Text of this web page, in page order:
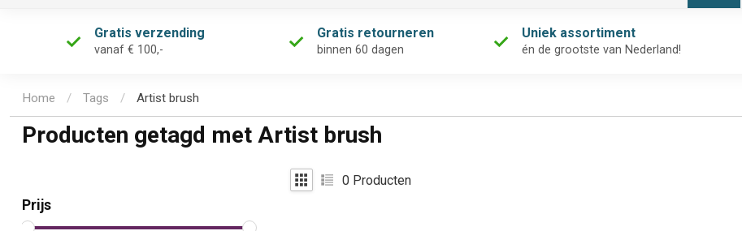
Gratis verzending
vanaf € 100,-
Gratis retourneren
binnen 60 dagen
Uniek assortiment
én de grootste van Nederland!
Home / Tags / Artist brush
Producten getagd met Artist brush
Prijs
0 Producten